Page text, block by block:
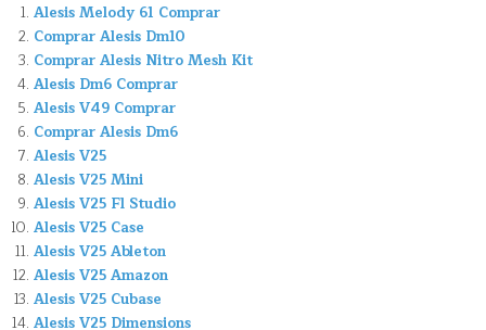
Alesis Melody 61 Comprar
Comprar Alesis Dm10
Comprar Alesis Nitro Mesh Kit
Alesis Dm6 Comprar
Alesis V49 Comprar
Comprar Alesis Dm6
Alesis V25
Alesis V25 Mini
Alesis V25 Fl Studio
Alesis V25 Case
Alesis V25 Ableton
Alesis V25 Amazon
Alesis V25 Cubase
Alesis V25 Dimensions